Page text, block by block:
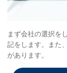
まず会社の選択を
記をします。また
があります。